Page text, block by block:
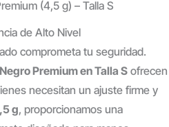
(4,5 g) – Talla S
de Alto Nivel
comprometa tu seguridad.
Premium en Talla S ofrecen
necesitan un ajuste firme y
g, proporcionamos una